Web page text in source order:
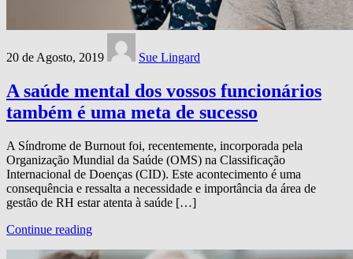
20 de Agosto, 2019 Sue Lingard
A saúde mental dos vossos funcionários
também é uma meta de sucesso
A Síndrome de Burnout foi, recentemente, incorporada pela
Organização Mundial da Saúde (OMS) na Classificação
Internacional de Doenças (CID). Este acontecimento é uma
consequência e ressalta a necessidade e importância da área de
gestão de RH estar atenta à saúde […]
Continue reading